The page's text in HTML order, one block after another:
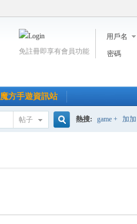
用戶名
密碼
免註冊即享有會員功能
魔方手遊資訊站
帖子 熱搜: game + 加加